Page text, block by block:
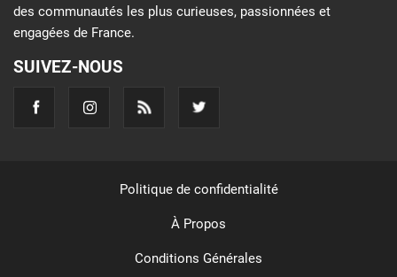
des communautés les plus curieuses, passionnées et
engagées de France.
SUIVEZ-NOUS
Politique de confidentialité
À Propos
Conditions Générales